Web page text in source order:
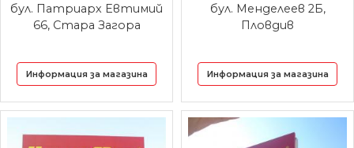
бул. Патриарх Евтимий
66, Стара Загора
Информация за магазина
бул. Менделеев 2Б,
Пловдив
Информация за магазина